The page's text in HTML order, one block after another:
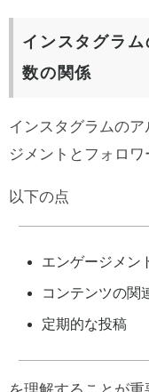
インスタグラ
数の関係
インスタグラムの
ジメントとフォロワ
以下の点
エンゲージメン
コンテンツの関
定期的な投稿